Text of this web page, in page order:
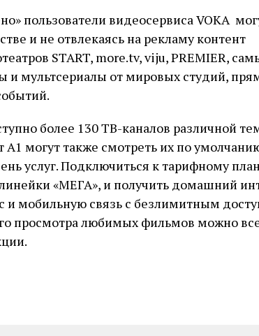
пользователи видеосервиса VOKA
и не отвлекаясь на рекламу контент
START, more.tv, viju, PREMIER,
и мультсериалы от мировых студий,
более 130 ТВ-каналов различной
могут также смотреть их по
услуг. Подключиться к тарифному
«МЕГА», и получить домашний
и мобильную связь с безлимитным
просмотра любимых фильмов можно